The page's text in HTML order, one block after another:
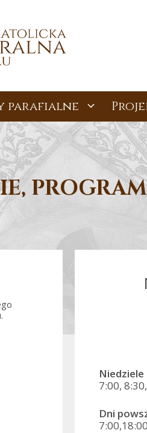
parafialne
Niedziele
7:00,
Dni
7:00,18:00